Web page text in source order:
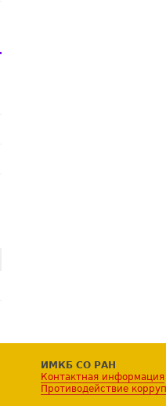
ИМКБ СО РАН
Контактная информация
Противодействие